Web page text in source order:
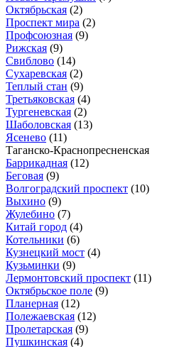
Октябрьская (2)
Проспект мира (2)
Профсоюзная (9)
Рижская (9)
Свиблово (14)
Сухаревская (2)
Теплый стан (9)
Третьяковская (4)
Тургеневская (2)
Шаболовская (13)
Ясенево (11)
Таганско-Краснопресненская
Баррикадная (12)
Беговая (9)
Волгоградский проспект (10)
Выхино (9)
Жулебино (7)
Китай город (4)
Котельники (6)
Кузнецкий мост (4)
Кузьминки (9)
Лермонтовский проспект (11)
Октябрьское поле (9)
Планерная (12)
Полежаевская (12)
Пролетарская (9)
Пушкинская (4)